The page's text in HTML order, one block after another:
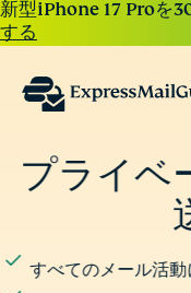
新型iPhone 17 Proを
する
スパム
な
プライベートなエ